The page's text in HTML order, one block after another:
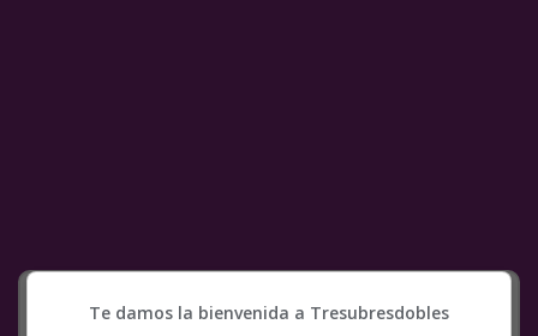
Te damos la bienvenida a Tresubresdobles